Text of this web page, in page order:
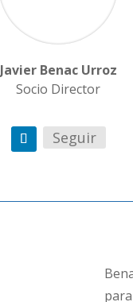
Javier Benac Urroz
Socio Director
Seguir